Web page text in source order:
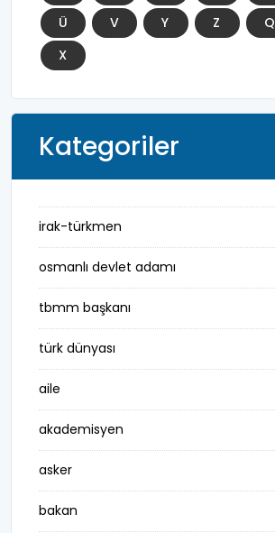
Ü
V Y Z Q
X
Kategoriler
irak-türkmen
osmanlı devlet adamı
tbmm başkanı
türk dünyası
aile
akademisyen
asker
bakan